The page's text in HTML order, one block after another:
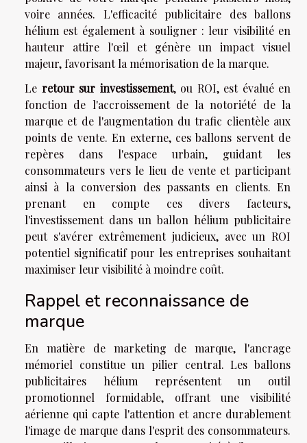
voire années. L'efficacité publicitaire des ballons
hélium est également à souligner : leur visibilité en
hauteur attire l'œil et génère un impact visuel
majeur, favorisant la mémorisation de la marque.
Le retour sur investissement, ou ROI, est évalué en
fonction de l'accroissement de la notoriété de la
marque et de l'augmentation du trafic clientèle aux
points de vente. En externe, ces ballons servent de
repères dans l'espace urbain, guidant les
consommateurs vers le lieu de vente et participant
ainsi à la conversion des passants en clients. En
prenant en compte ces divers facteurs,
l'investissement dans un ballon hélium publicitaire
peut s'avérer extrêmement judicieux, avec un ROI
potentiel significatif pour les entreprises souhaitant
maximiser leur visibilité à moindre coût.
Rappel et reconnaissance de
marque
En matière de marketing de marque, l'ancrage
mémoriel constitue un pilier central. Les ballons
publicitaires hélium représentent un outil
promotionnel formidable, offrant une visibilité
aérienne qui capte l'attention et ancre durablement
l'image de marque dans l'esprit des consommateurs.